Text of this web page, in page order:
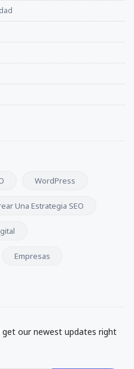
WordPress
Una Estrategia SEO
Empresas
our newest updates right